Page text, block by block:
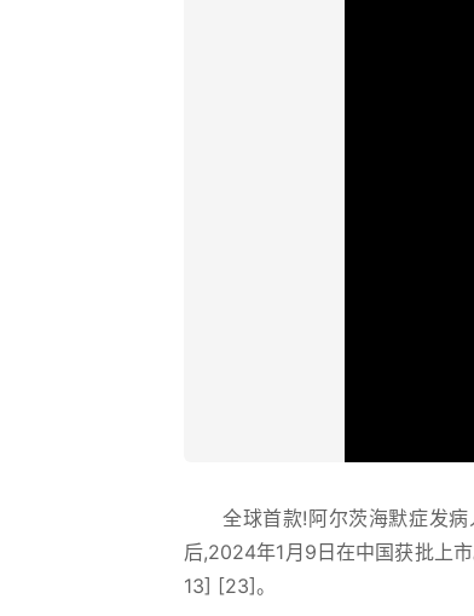
全球首款!阿尔茨海默症发
后,2024年1月9日在中国获批上
13] [23]。